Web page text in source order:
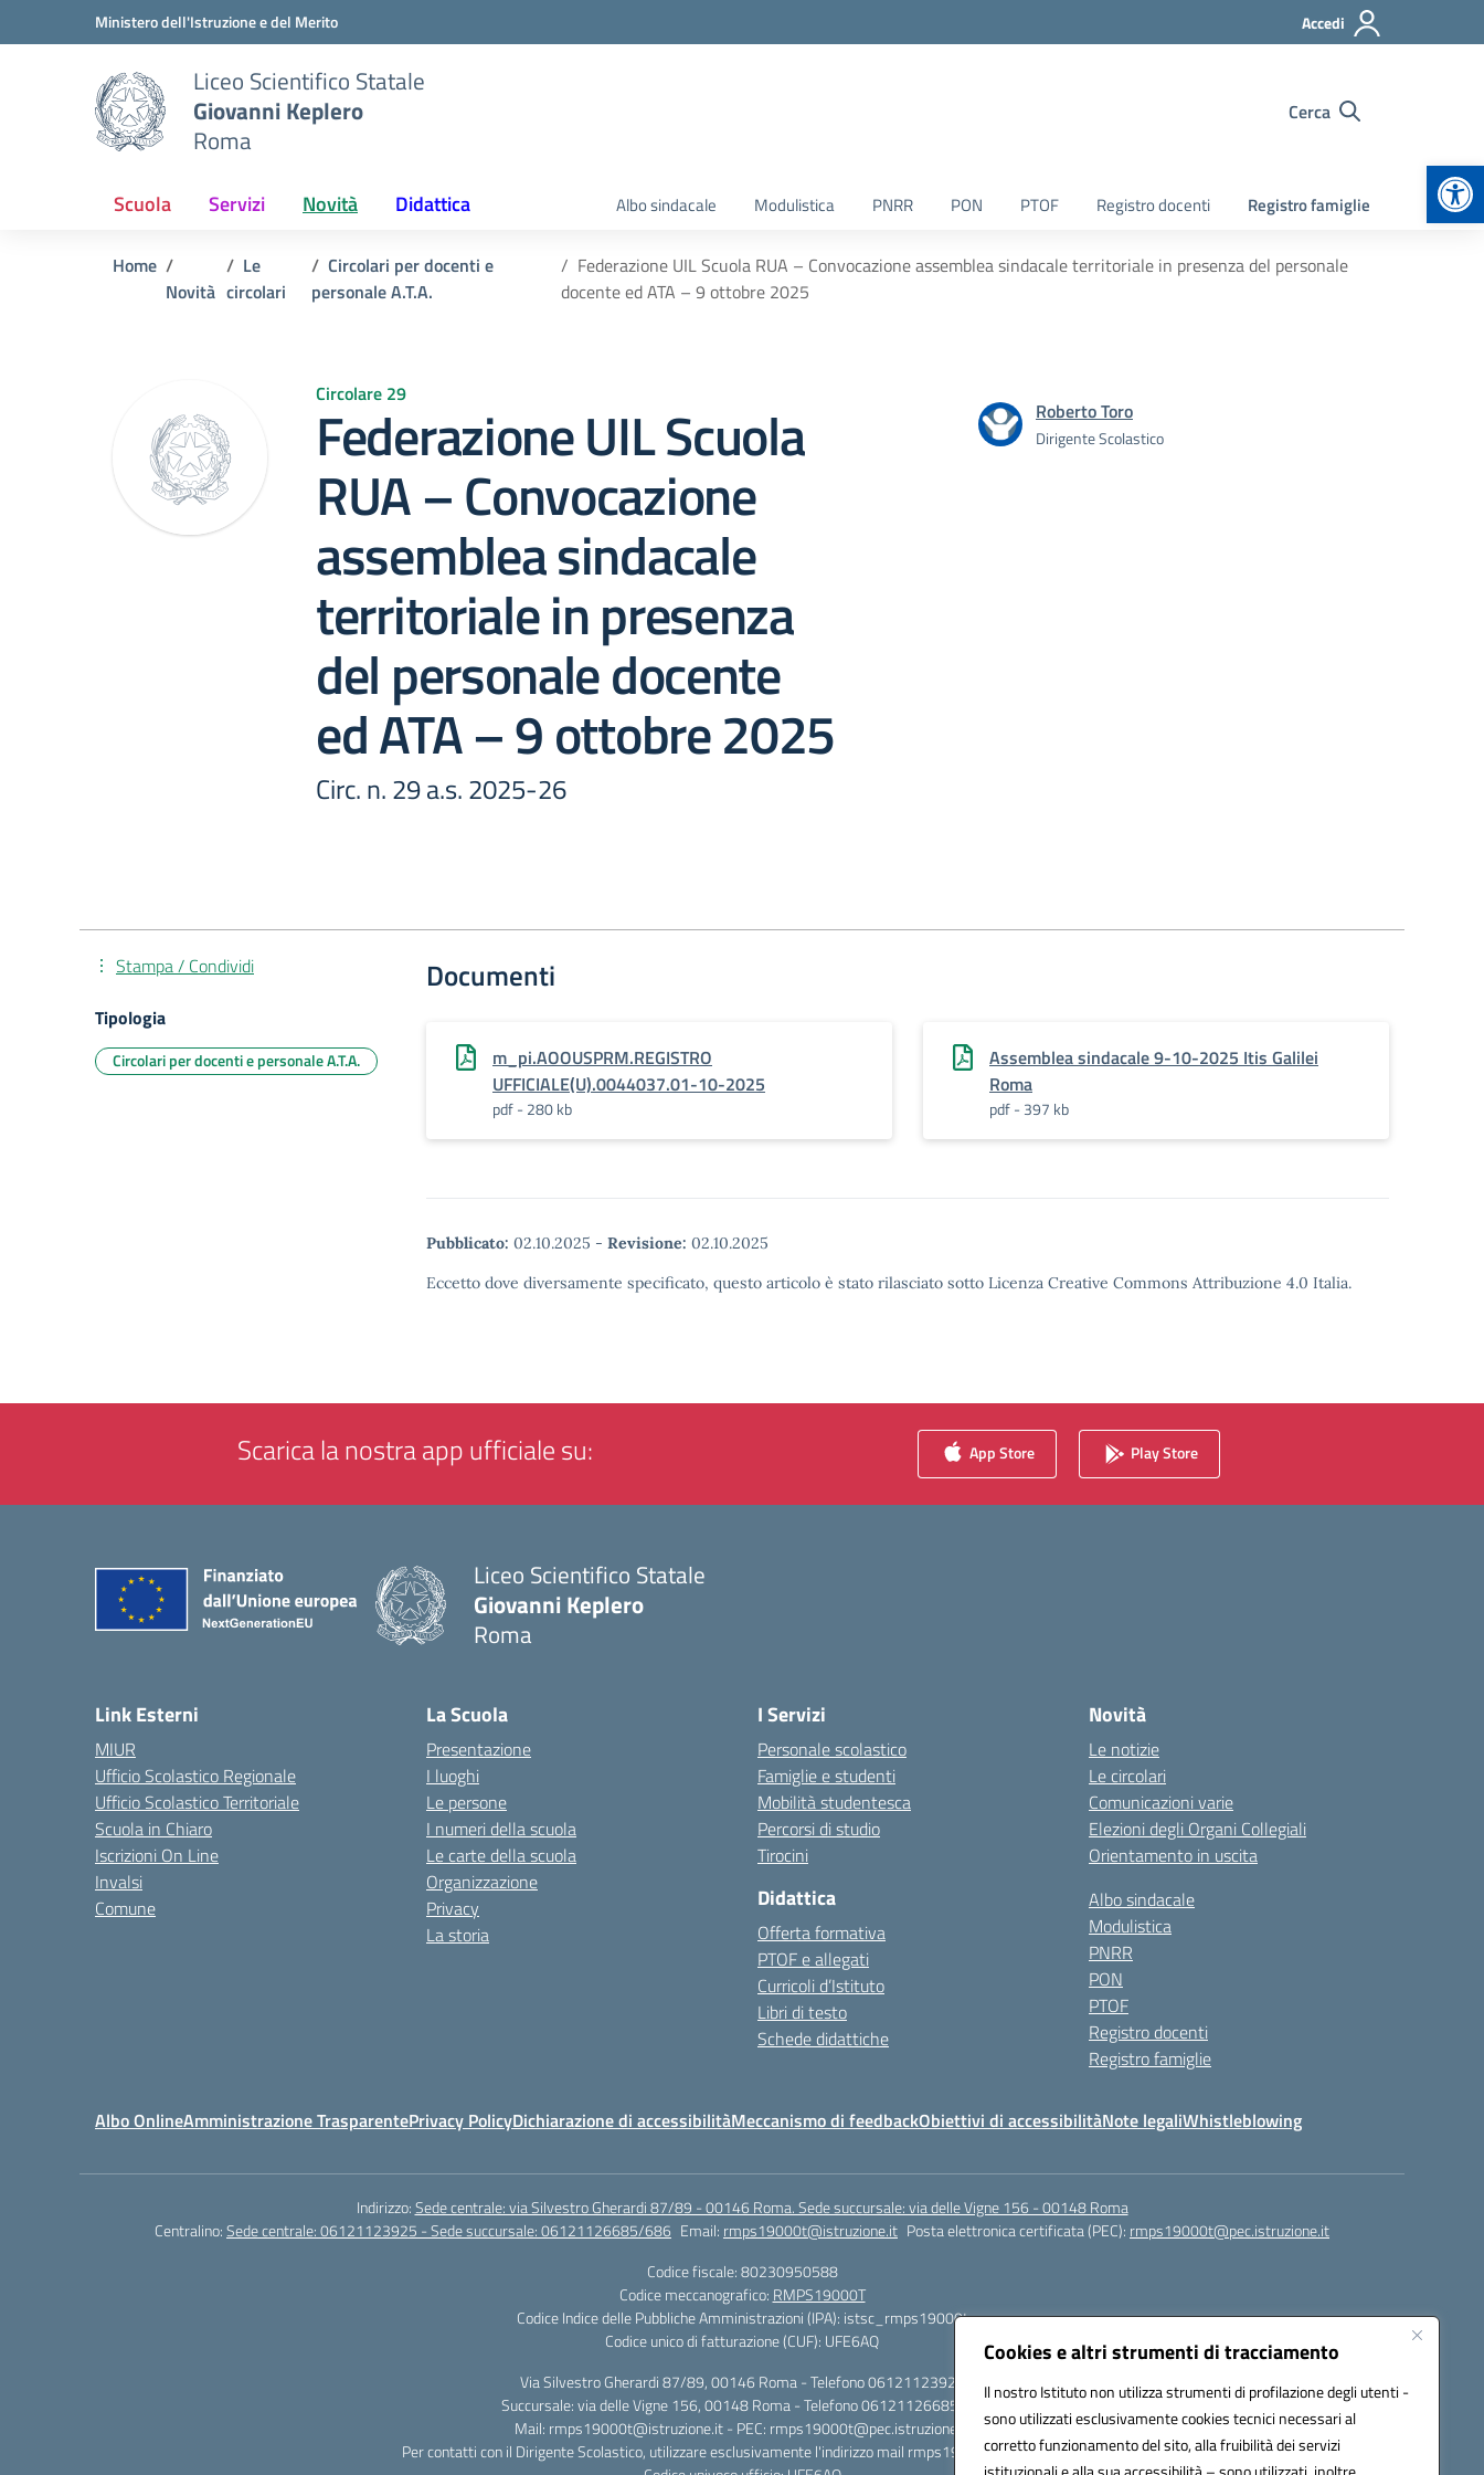
Cookies e altri strumenti di tracciamento
Il nostro Istituto non utilizza strumenti di profilazione degli utenti -
sono utilizzati esclusivamente cookies tecnici necessari al
corretto funzionamento del sito, alla fruibilità dei servizi
Vai ai contenuti
Vai al menu di navigazioneMinistero dell'Istruzione e del Merito Accedi
Liceo Scientifico Statale
Giovanni Keplero
Roma
Cerca
Scuola Servizi Novità Didattica Albo sindacale Modulistica PNRR PON PTOF Registro docenti Registro famiglie
Home
Novità
Le
circolari
Circolari per docenti e
personale A.T.A.
Federazione UIL Scuola RUA – Convocazione assemblea sindacale territoriale in presenza del personale
docente ed ATA – 9 ottobre 2025
Circolare 29
Federazione UIL Scuola
RUA – Convocazione
assemblea sindacale
territoriale in presenza
del personale docente
ed ATA – 9 ottobre 2025
Circ. n. 29 a.s. 2025-26
Roberto Toro
Dirigente Scolastico
Documenti
m_pi.AOOUSPRM.REGISTRO
UFFICIALE(U).0044037.01-10-2025
pdf - 280 kb
Assemblea sindacale 9-10-2025 Itis Galilei
Roma
pdf - 397 kb
Pubblicato: 02.10.2025 - Revisione: 02.10.2025
Eccetto dove diversamente specificato, questo articolo è stato rilasciato sotto Licenza Creative Commons Attribuzione 4.0 Italia.
Stampa / Condividi
Tipologia
Circolari per docenti e personale A.T.A.
Scarica la nostra app ufficiale su: App Store Play Store
Liceo Scientifico Statale
Giovanni Keplero
Roma
Link Esterni
MIUR
Ufficio Scolastico Regionale
Ufficio Scolastico Territoriale
Scuola in Chiaro
Iscrizioni On Line
Invalsi
Comune
La Scuola
Presentazione
I luoghi
Le persone
I numeri della scuola
Le carte della scuola
Organizzazione
Privacy
La storia
I Servizi
Personale scolastico
Famiglie e studenti
Mobilità studentesca
Percorsi di studio
Tirocini
Didattica
Offerta formativa
PTOF e allegati
Curricoli d’Istituto
Libri di testo
Schede didattiche
Novità
Le notizie
Le circolari
Comunicazioni varie
Elezioni degli Organi Collegiali
Orientamento in uscita
Albo sindacale
Modulistica
PNRR
PON
PTOF
Registro docenti
Registro famiglie
Albo OnlineAmministrazione TrasparentePrivacy PolicyDichiarazione di accessibilitàMeccanismo di feedbackObiettivi di accessibilitàNote legaliWhistleblowing
Indirizzo:Sede centrale: via Silvestro Gherardi 87/89 - 00146 Roma. Sede succursale: via delle Vigne 156 - 00148 Roma
Centralino:Sede centrale: 06121123925 - Sede succursale: 06121126685/686 Email: rmps19000t@istruzione.it Posta elettronica certificata (PEC): rmps19000t@pec.istruzione.it
Codice fiscale: 80230950588
Codice meccanografico: RMPS19000T
Codice Indice delle Pubbliche Amministrazioni (IPA): istsc_rmps19000t
Codice unico di fatturazione (CUF): UFE6AQ
Via Silvestro Gherardi 87/89, 00146 Roma - Telefono 06121123925
Succursale: via delle Vigne 156, 00148 Roma - Telefono 06121126685/86
Mail: rmps19000t@istruzione.it - PEC: rmps19000t@pec.istruzione.it
Per contatti con il Dirigente Scolastico, utilizzare esclusivamente l'indirizzo mail rmps19000t@istruzione.it